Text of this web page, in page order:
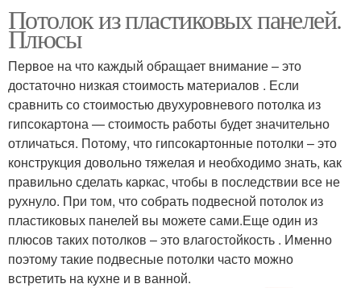
Потолок из пластиковых панелей.
Плюсы
Первое на что каждый обращает внимание – это
достаточно низкая стоимость материалов . Если
сравнить со стоимостью двухуровневого потолка из
гипсокартона — стоимость работы будет значительно
отличаться. Потому, что гипсокартонные потолки – это
конструкция довольно тяжелая и необходимо знать, как
правильно сделать каркас, чтобы в последствии все не
рухнуло. При том, что собрать подвесной потолок из
пластиковых панелей вы можете сами.Еще один из
плюсов таких потолков – это влагостойкость . Именно
поэтому такие подвесные потолки часто можно
встретить на кухне и в ванной.